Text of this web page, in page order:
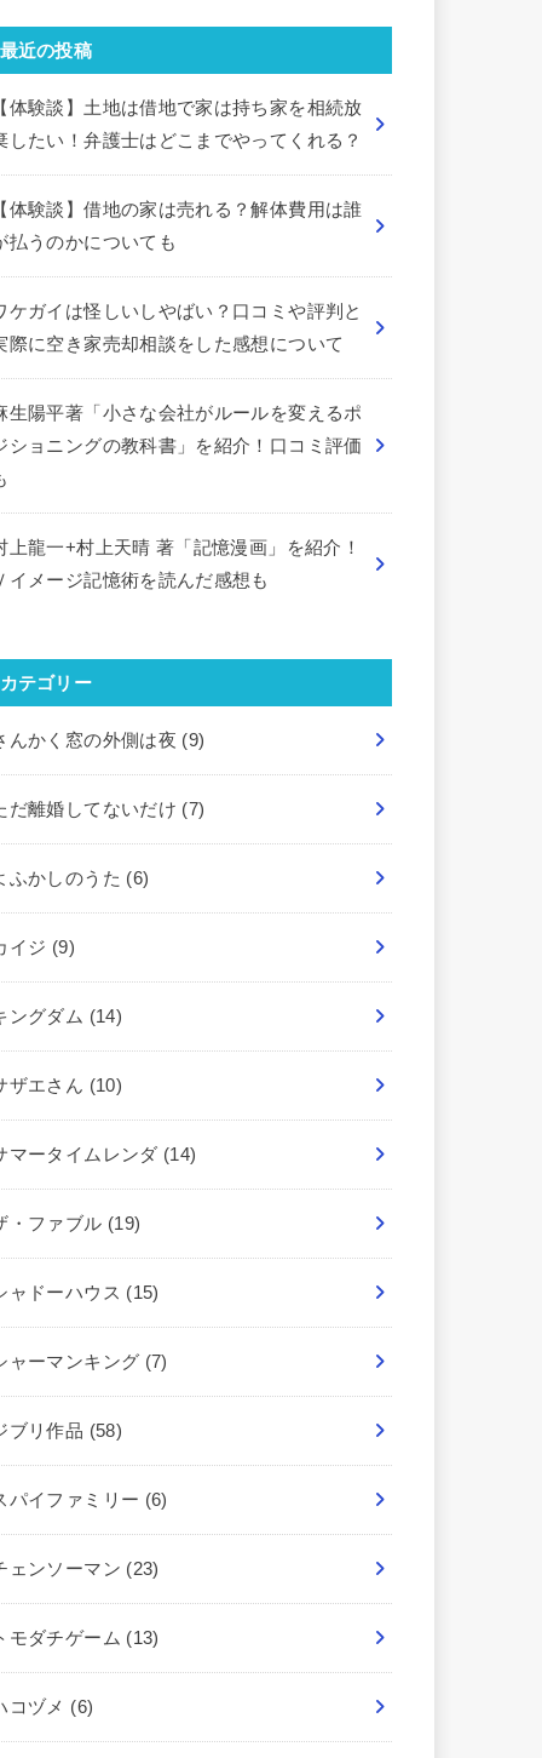
最近の投稿
体験談】土地は借地で家は持ち家を相続放
したい！弁護士はどこまでやってくれる？
体験談】借地の家は売れる？解体費用は誰
払うのかについても
ケガイは怪しいしやばい？口コミや評判と
際に空き家売却相談をした感想について
生陽平著「小さな会社がルールを変えるポ
ショニングの教科書」を紹介！口コミ評価
上龍一+村上天晴 著「記憶漫画」を紹介！
イメージ記憶術を読んだ感想も
カテゴリー
んかく窓の外側は夜 (9)
だ離婚してないだけ (7)
ふかしのうた (6)
イジ (9)
ングダム (14)
ザエさん (10)
マータイムレンダ (14)
・ファブル (19)
ャドーハウス (15)
ャーマンキング (7)
ブリ作品 (58)
パイファミリー (6)
ェンソーマン (23)
モダチゲーム (13)
コヅメ (6)